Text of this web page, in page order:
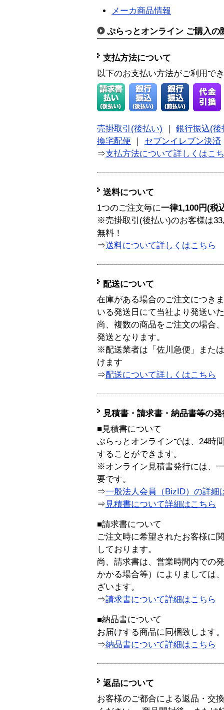
メーカ商品情報
ぷらっとオンライン ご購入の
支払方法について
以下のお支払い方法がご利用で
売掛取引(後払い)
銀行振込(後
換宅配便
セブンイレブン決済
⇒支払方法について詳しくはこ
送料について
1つのご注文毎に一律1,100円(税
※売掛取引(後払い)のお客様は
無料！
⇒送料について詳しくはこちら
配送について
在庫がある場合のご注文につき
いる発送日にて当社より発送い
尚、複数の商品をご注文の場合
発送となります。
※配送業者は「佐川急便」また
けます
⇒配送について詳しくはこちら
見積書・請求書・納品書等の
■見積書について
ぷらっとオンラインでは、24時
することができます。
※オンライン見積書発行には、
要です。
⇒一般法人会員（BizID）の詳細
⇒ 見積書について詳細はこちら
■請求書について
ご注文時に希望されたお客様に
しております。
尚、請求書は、営業時間内での
かかる場合等）によりましては
ざいます。
⇒請求書について詳細はこちら
■納品書について
お届けする商品に同梱致します。
⇒納品書について詳細はこちら
返品について
お客様のご都合による返品・交